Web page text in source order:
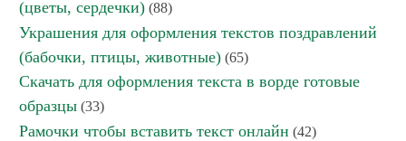
(цветы, сердечки) (88)
Украшения для оформления текстов поздравлений
(бабочки, птицы, животные) (65)
Скачать для оформления текста в ворде готовые
образцы (33)
Рамочки чтобы вставить текст онлайн (42)